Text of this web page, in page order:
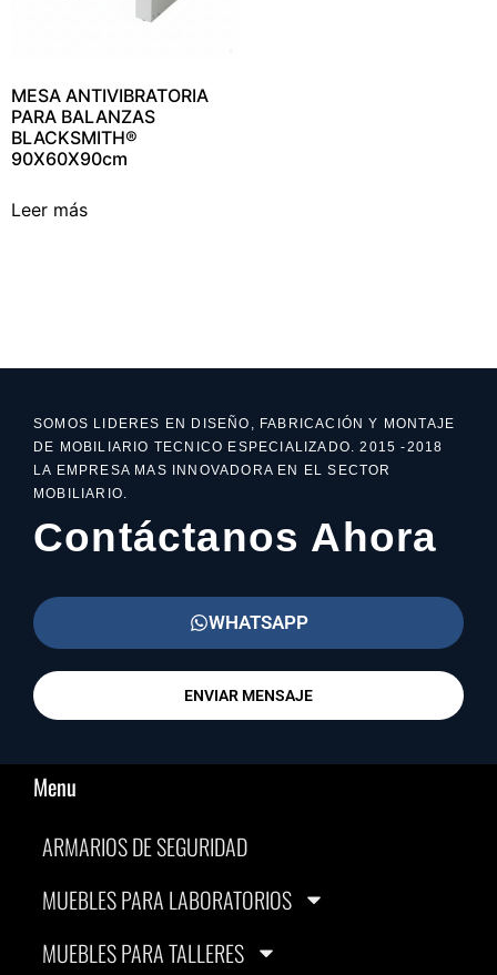
MESA ANTIVIBRATORIA
PARA BALANZAS
BLACKSMITH®
90X60X90cm
Leer más
SOMOS LIDERES EN DISEÑO, FABRICACIÓN Y MONTAJE
DE MOBILIARIO TECNICO ESPECIALIZADO. 2015 -2018
LA EMPRESA MAS INNOVADORA EN EL SECTOR
MOBILIARIO.
Contáctanos Ahora
WHATSAPP
ENVIAR MENSAJE
Menu
ARMARIOS DE SEGURIDAD
MUEBLES PARA LABORATORIOS
MUEBLES PARA TALLERES